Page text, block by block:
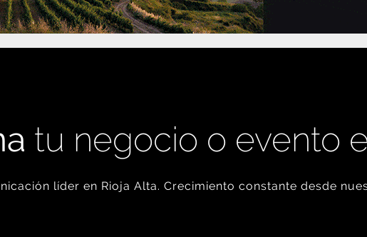
tu negocio o evento
líder en Rioja Alta. Crecimiento constante desde